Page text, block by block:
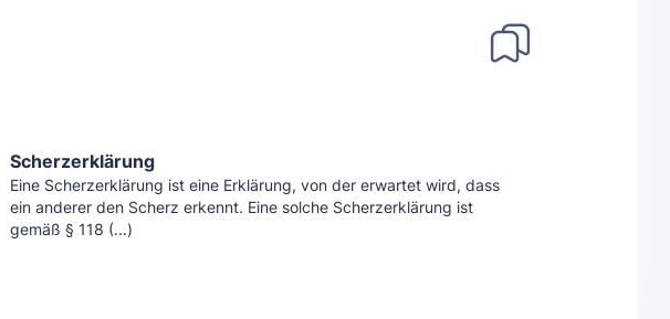
Scherzerklärung
Eine Scherzerklärung ist eine Erklärung, von der erwartet wird, dass
ein anderer den Scherz erkennt. Eine solche Scherzerklärung ist
gemäß § 118 (...)